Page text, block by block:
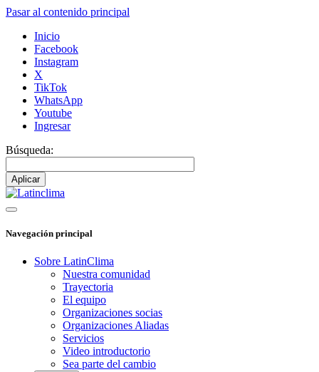
Pasar al contenido principal
Inicio
Facebook
Instagram
X
TikTok
WhatsApp
Youtube
Ingresar
Búsqueda:
Navegación principal
Sobre LatinClima
Nuestra comunidad
Trayectoria
El equipo
Organizaciones socias
Organizaciones Aliadas
Servicios
Video introductorio
Sea parte del cambio